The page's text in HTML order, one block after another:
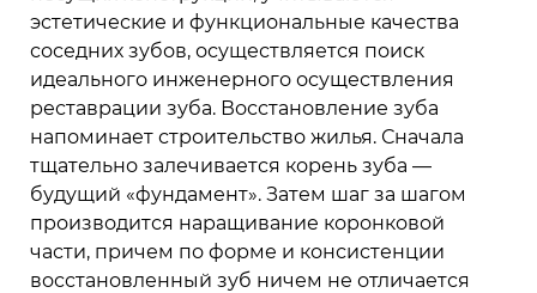
эстетические и функциональные качества
соседних зубов, осуществляется поиск
идеального инженерного осуществления
реставрации зуба. Восстановление зуба
напоминает строительство жилья. Сначала
тщательно залечивается корень зуба —
будущий «фундамент». Затем шаг за шагом
производится наращивание коронковой
части, причем по форме и консистенции
восстановленный зуб ничем не отличается